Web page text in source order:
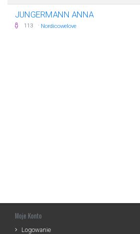
JUNGERMANN ANNA
113 · Nordicowelove
Moje Konto
Logowanie